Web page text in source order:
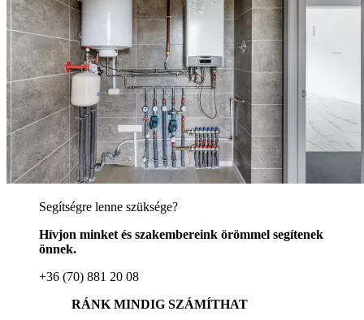
Segítségre lenne szüksége?
Hívjon minket és szakembereink örömmel segítenek
önnek.
+36 (70) 881 20 08
RÁNK MINDIG SZÁMÍTHAT